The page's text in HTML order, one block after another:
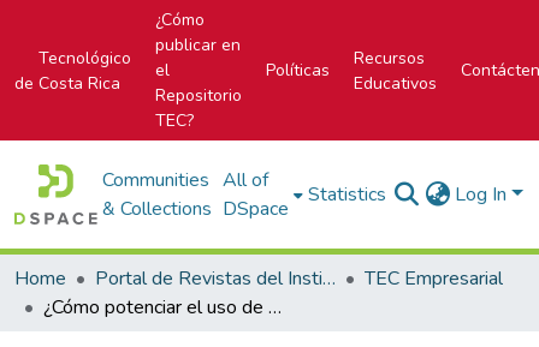
Tecnológico
de Costa Rica
¿Cómo
publicar en
el
Repositorio
TEC?
Políticas
Recursos
Educativos
Communities
& Collections
All of
DSpace
Statistics Log In
Home Portal de Revistas del Instituto Tecnológico de Costa Rica
TEC Empresarial
¿Cómo potenciar el uso de las redes sociales como estrategia de marketing en empresas del sector hostelero? El re-descubrimiento de “Pinterest” (How to promote the use of social networks as a marketing strategy in companies in the hospitality industry)